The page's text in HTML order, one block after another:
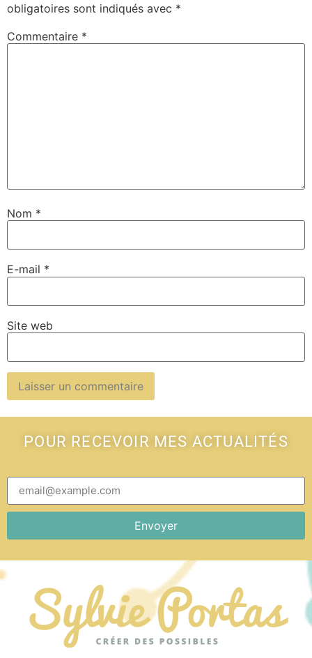
obligatoires sont indiqués avec *
Commentaire *
Nom *
E-mail *
Site web
POUR RECEVOIR MES ACTUALITÉS
Envoyer